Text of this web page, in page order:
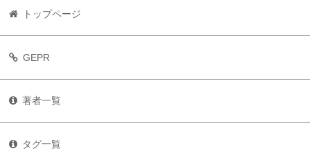
トップページ
GEPR
著者一覧
タグ一覧